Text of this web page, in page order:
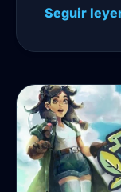
Seguir